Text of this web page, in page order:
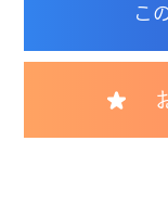
こ